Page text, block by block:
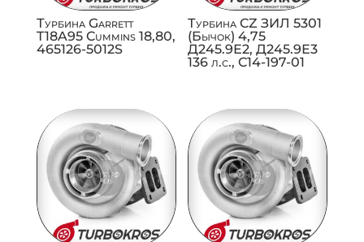
Турбина Garrett
T18A95 Cummins 18,80,
465126-5012S
Турбина CZ ЗИЛ 5301
(Бычок) 4,75
Д245.9Е2, Д245.9Е3
136 л.с., C14-197-01